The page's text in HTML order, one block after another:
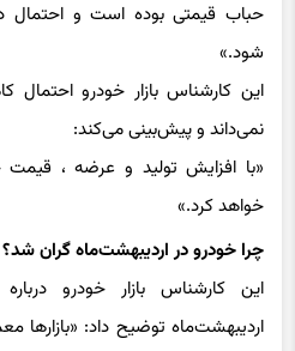
حباب قیمتی بوده است و احتمال
شود.»
این کارشناس بازار خودرو
نمی‌داند و پیش‌بینی می‌کند:
«با افزایش تولید و عرضه ،
خواهد کرد.»
چرا خودرو در اردیبهشت‌ماه ‌گران شد؟
این کارشناس بازار خودرو
اردیبهشت‌ماه توضیح داد: «بازارها